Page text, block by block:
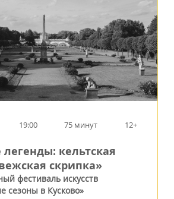
19:00 75 минут 12+
легенды: кельтская
скрипка»
фестиваль искусств
сезоны в Кусково»